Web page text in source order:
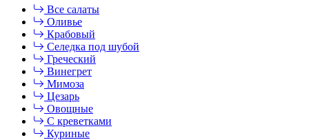
Все салаты
Оливье
Крабовый
Селедка под шубой
Греческий
Винегрет
Мимоза
Цезарь
Овощные
С креветками
Куриные